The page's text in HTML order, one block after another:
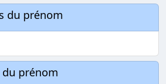
du prénom
du prénom